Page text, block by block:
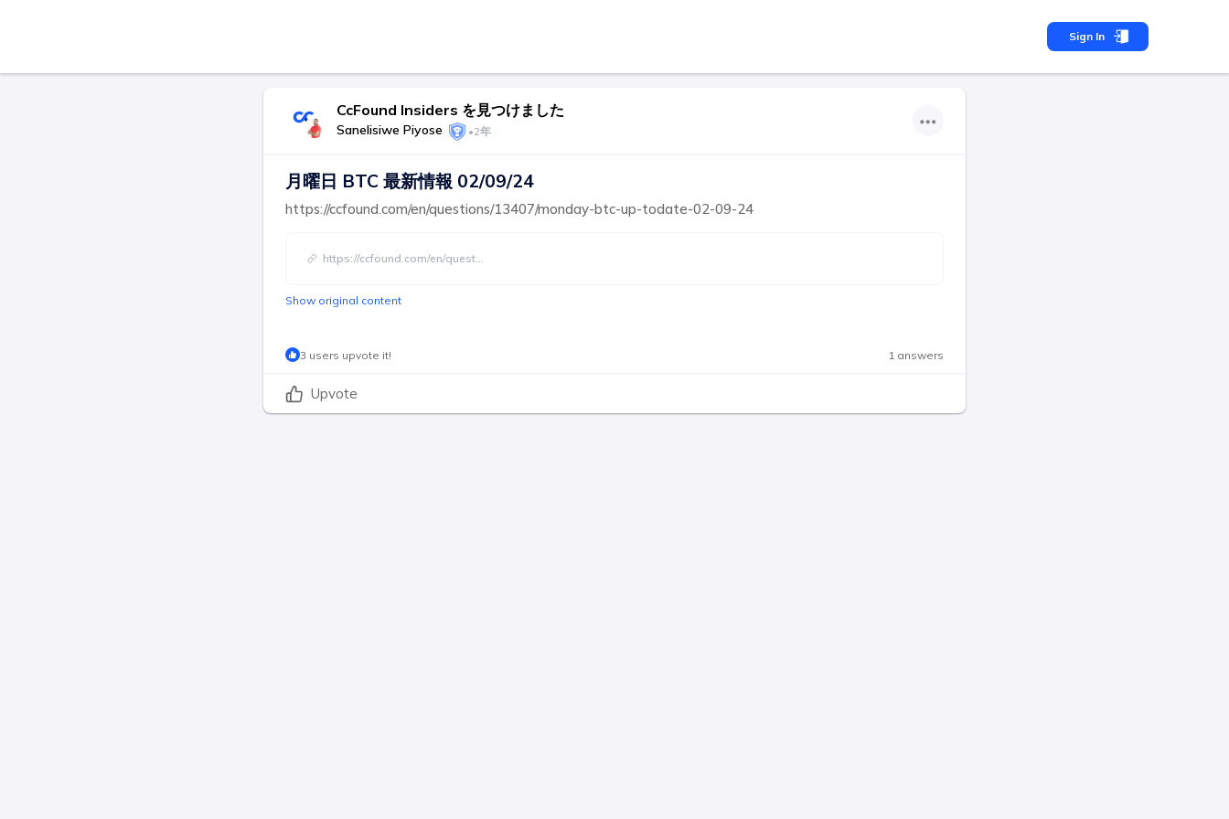
Sign In
CcFound Insiders を見つけました
Sanelisiwe Piyose •2年
月曜日 BTC 最新情報 02/09/24
https://ccfound.com/en/questions/13407/monday-btc-up-todate-02-09-24
https://ccfound.com/en/quest...
Show original content
3 users upvote it! 1 answers
Upvote